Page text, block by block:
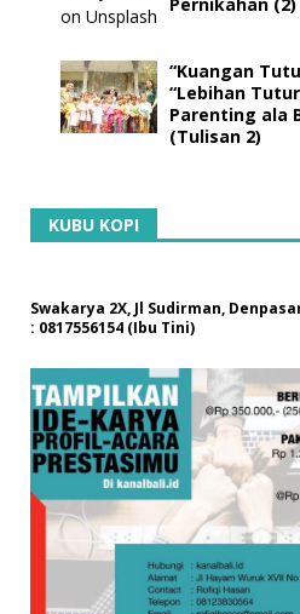
“Kuangan
“Lebihan
Parenting ala
(Tulisan 2)
KUBU KOPI
Swakarya 2X, Jl Sudirman,
: 0817556154 (Ibu Tini)